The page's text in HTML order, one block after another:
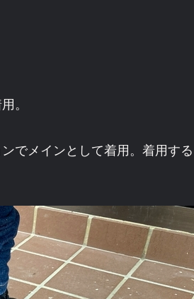
。
でメインとして着用。着用する